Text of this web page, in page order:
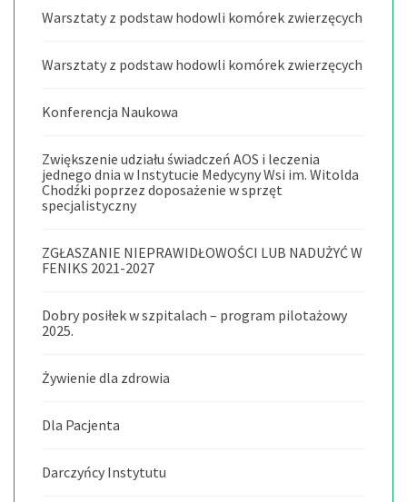
Warsztaty z podstaw hodowli komórek zwierzęcych
Warsztaty z podstaw hodowli komórek zwierzęcych
Konferencja Naukowa
Zwiększenie udziału świadczeń AOS i leczenia
jednego dnia w Instytucie Medycyny Wsi im. Witolda
Chodźki poprzez doposażenie w sprzęt
specjalistyczny
ZGŁASZANIE NIEPRAWIDŁOWOŚCI LUB NADUŻYĆ W
FENIKS 2021-2027
Dobry posiłek w szpitalach – program pilotażowy
2025.
Żywienie dla zdrowia
Dla Pacjenta
Darczyńcy Instytutu